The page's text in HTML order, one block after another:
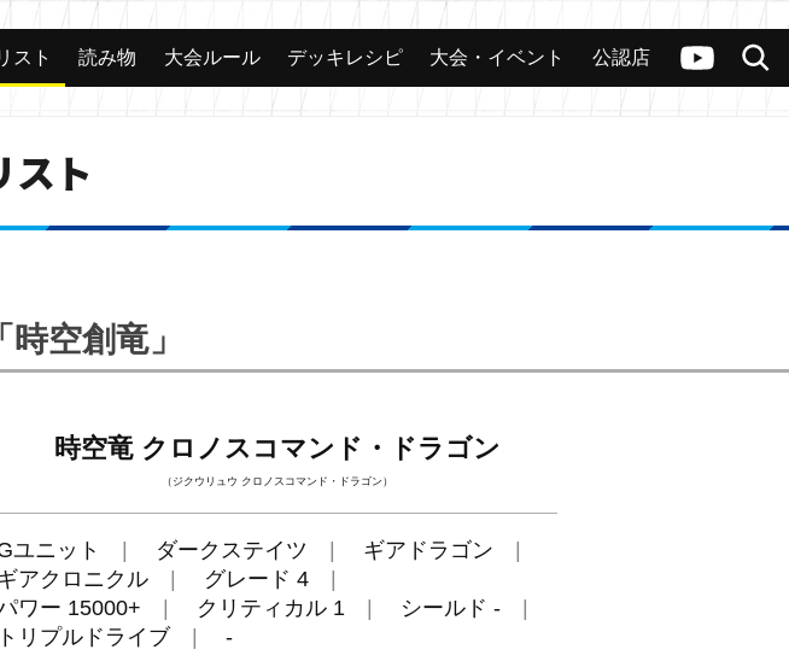
ヴァンガードch
検索
カード 大会 公認店舗 その他
スト 読み物 大会ルール デッキレシピ 大会・イベント 公認店
スト
時空創竜」
時空竜 クロノスコマンド・ドラゴン
（ジクウリュウ クロノスコマンド・ドラゴン）
ユニット ダークステイツ
ギアドラゴン
アクロニクル
グレード 4
ワー 15000+
クリティカル 1
シールド -
トリプルドライブ
-